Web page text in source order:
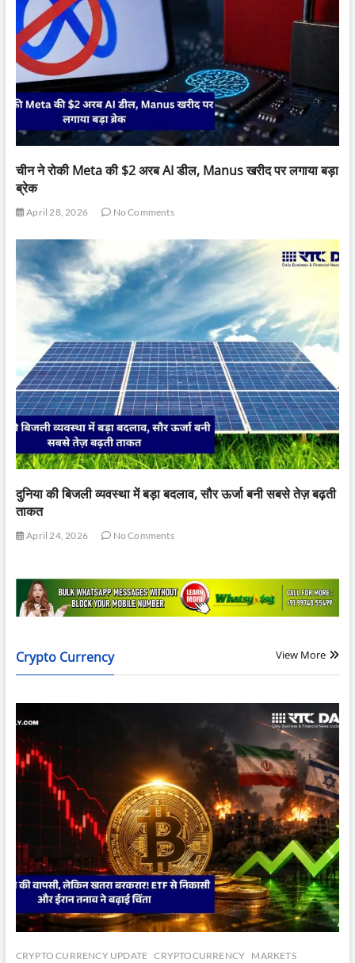
चीन ने रोकी Meta की $2 अरब AI डील, Manus खरीद पर लगाया बड़ा
ब्रेक
April 28, 2026 No Comments
दुनिया की बिजली व्यवस्था में बड़ा बदलाव, सौर ऊर्जा बनी सबसे तेज़ बढ़ती
ताकत
April 24, 2026 No Comments
Crypto Currency View More
CRYPTO CURRENCY UPDATE CRYPTOCURRENCY MARKETS